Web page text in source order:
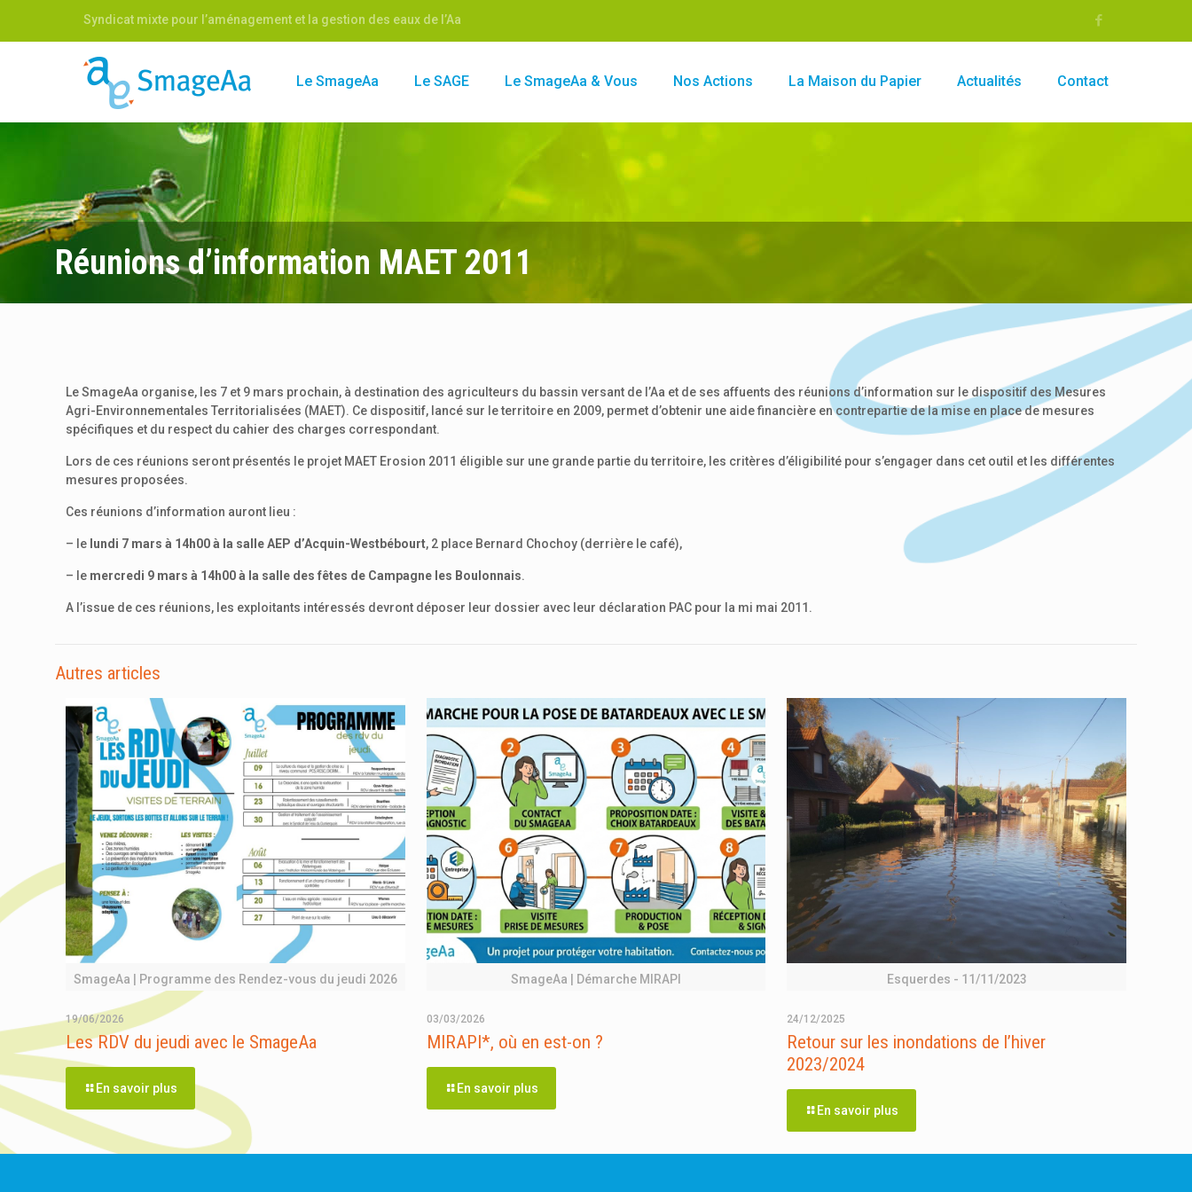
Syndicat mixte pour l’aménagement et la gestion des eaux de l’Aa
Le SmageAa Le SAGE Le SmageAa & Vous Nos Actions La Maison du Papier Actualités Contact
Réunions d’information MAET 2011
Le SmageAa organise, les 7 et 9 mars prochain, à destination des agriculteurs du bassin versant de l’Aa et de ses affuents des réunions d’information sur le dispositif des Mesures
Agri-Environnementales Territorialisées (MAET). Ce dispositif, lancé sur le territoire en 2009, permet d’obtenir une aide financière en contrepartie de la mise en place de mesures
spécifiques et du respect du cahier des charges correspondant.
Lors de ces réunions seront présentés le projet MAET Erosion 2011 éligible sur une grande partie du territoire, les critères d’éligibilité pour s’engager dans cet outil et les différentes
mesures proposées.
Ces réunions d’information auront lieu :
– le lundi 7 mars à 14h00 à la salle AEP d’Acquin-Westbébourt, 2 place Bernard Chochoy (derrière le café),
– le mercredi 9 mars à 14h00 à la salle des fêtes de Campagne les Boulonnais.
A l’issue de ces réunions, les exploitants intéressés devront déposer leur dossier avec leur déclaration PAC pour la mi mai 2011.
Autres articles
SmageAa | Programme des Rendez-vous du jeudi 2026
19/06/2026
Les RDV du jeudi avec le SmageAa
En savoir plus
SmageAa | Démarche MIRAPI
03/03/2026
MIRAPI*, où en est-on ?
En savoir plus
Esquerdes - 11/11/2023
24/12/2025
Retour sur les inondations de l’hiver
2023/2024
En savoir plus